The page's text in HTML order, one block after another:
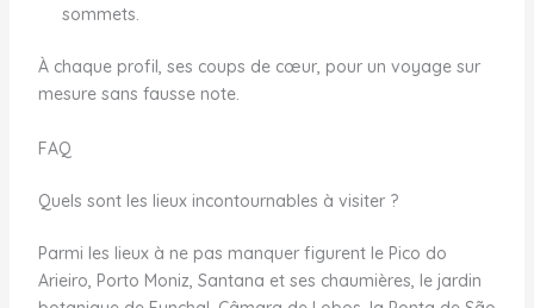
sommets.
À chaque profil, ses coups de cœur, pour un voyage sur
mesure sans fausse note.
FAQ
Quels sont les lieux incontournables à visiter ?
Parmi les lieux à ne pas manquer figurent le Pico do
Arieiro, Porto Moniz, Santana et ses chaumières, le jardin